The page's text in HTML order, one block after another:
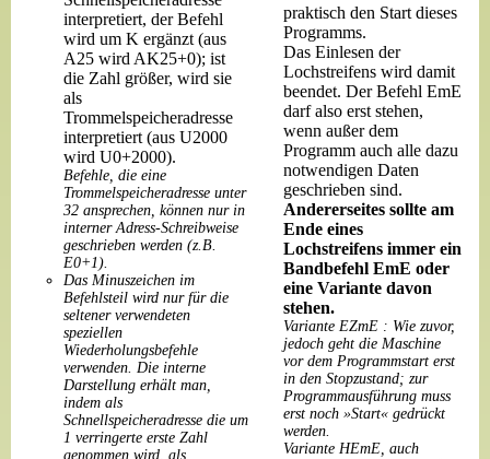
interpretiert, der Befehl
wird um K ergänzt (aus
A25 wird AK25+0); ist
die Zahl größer, wird sie
als
Trommelspeicheradresse
interpretiert (aus U2000
wird U0+2000).
Befehle, die eine
Trommelspeicheradresse unter
32 ansprechen, können nur in
interner Adress-Schreibweise
geschrieben werden (z.B.
E0+1).
Das Minuszeichen im
Befehlsteil wird nur für die
seltener verwendeten
speziellen
Wiederholungsbefehle
verwenden. Die interne
Darstellung erhält man,
indem als
Schnellspeicheradresse die um
1 verringerte erste Zahl
genommen wird, als
praktisch den Start dieses
Programms.
Das Einlesen der
Lochstreifens wird damit
beendet. Der Befehl EmE
darf also erst stehen,
wenn außer dem
Programm auch alle dazu
notwendigen Daten
geschrieben sind.
Andererseites sollte am
Ende eines
Lochstreifens immer ein
Bandbefehl EmE oder
eine Variante davon
stehen.
Variante EZmE : Wie zuvor,
jedoch geht die Maschine
vor dem Programmstart erst
in den Stopzustand; zur
Programmausführung muss
erst noch »Start« gedrückt
werden.
Variante HEmE, auch